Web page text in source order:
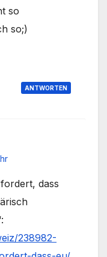
so
so;)
ANTWORTEN
dass
238982-